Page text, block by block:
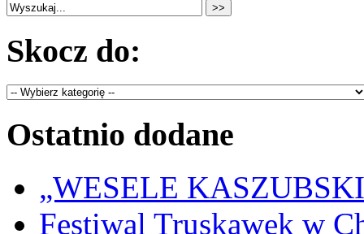
Skocz do:
Ostatnio dodane
„WESELE
Festiwal Truskawek w